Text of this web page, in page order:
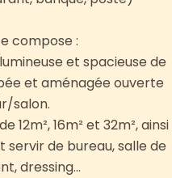
compose :
et spacieuse de
et aménagée ouverte
salon.
12m², 16m² et 32m², ainsi
servir de bureau, salle de
dressing...